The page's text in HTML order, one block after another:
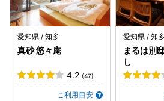
お肉の三種盛りは、私の分だけ赤身
で、正直あまり食べられませんでし
も美味しく、印象に残っています。 サービス・お料理・お部
屋を総合的に考えると、評価は★3く
した。
愛知県 / 知多
真砂 悠々庵
4.2 (47)
ご利用目安
愛知県 / 知多
まるは別
し